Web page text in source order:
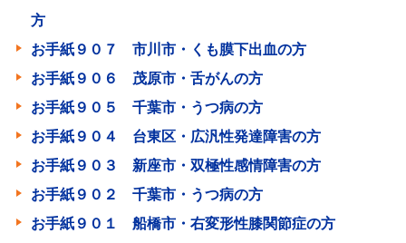
方
お手紙９０７ 市川市・くも膜下出血の方
お手紙９０６ 茂原市・舌がんの方
お手紙９０５ 千葉市・うつ病の方
お手紙９０４ 台東区・広汎性発達障害の方
お手紙９０３ 新座市・双極性感情障害の方
お手紙９０２ 千葉市・うつ病の方
お手紙９０１ 船橋市・右変形性膝関節症の方